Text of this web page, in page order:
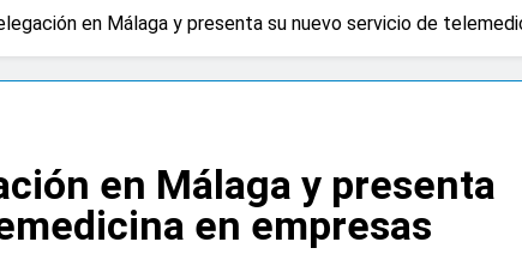
advierten de que mirar el eclipse solar sin protección
bacteria en el tumor podría ser clave en la
de la fotoprotección entre los más pequeños
en Málaga y presenta su nuevo servicio de
en Málaga y presenta
en empresas